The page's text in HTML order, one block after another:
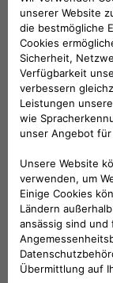
Metallgitter
gewölbt waren
Motorraum zu
als auch für
Das Alfa-
bewährte
t.i. zur
wobei die
denen des
Version der
Scheinwerfern